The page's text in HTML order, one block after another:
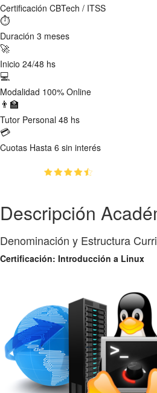
Certificación CBTech / ITSS
⏱
Duración 3 meses
🚀
Inicio 24/48 hs
💻
Modalidad 100% Online
👨‍🏫
Tutor Personal 48 hs
💳
Cuotas Hasta 6 sin interés
Descripción
Denominación y Estructura
Certificación: Introducción a Linux